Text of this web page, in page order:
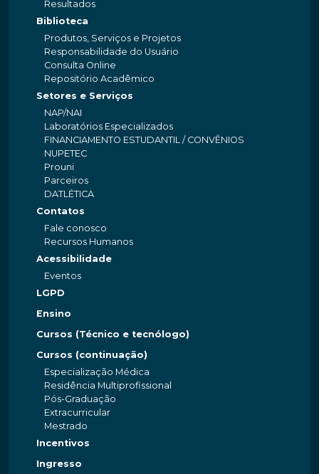
Resultados
Biblioteca
Produtos, Serviços e Projetos
Responsabilidade do Usuário
Consulta Online
Repositório Acadêmico
Setores e Serviços
NAP/NAI
Laboratórios Especializados
FINANCIAMENTO ESTUDANTIL / CONVÊNIOS
NUPETEC
Prouni
Parceiros
DATLÉTICA
Contatos
Fale conosco
Recursos Humanos
Acessibilidade
Eventos
LGPD
Ensino
Cursos (Técnico e tecnólogo)
Cursos (continuação)
Especialização Médica
Residência Multiprofissional
Pós-Graduação
Extracurricular
Mestrado
Incentivos
Ingresso